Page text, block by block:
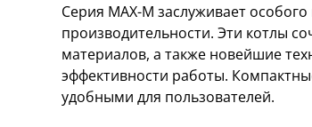
Серия MAX-M заслуживает
производительности. Эти котлы
материалов, а также новейшие
эффективности работы.
удобными для пользователей.